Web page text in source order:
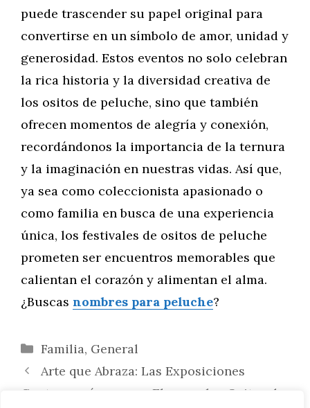
puede trascender su papel original para
convertirse en un símbolo de amor, unidad y
generosidad. Estos eventos no solo celebran
la rica historia y la diversidad creativa de
los ositos de peluche, sino que también
ofrecen momentos de alegría y conexión,
recordándonos la importancia de la ternura
y la imaginación en nuestras vidas. Así que,
ya sea como coleccionista apasionado o
como familia en busca de una experiencia
única, los festivales de ositos de peluche
prometen ser encuentros memorables que
calientan el corazón y alimentan el alma.
¿Buscas nombres para peluche?
Categorías
Familia, General
Arte que Abraza: Las Exposiciones
Contemporáneas que Elevan a los Ositos de